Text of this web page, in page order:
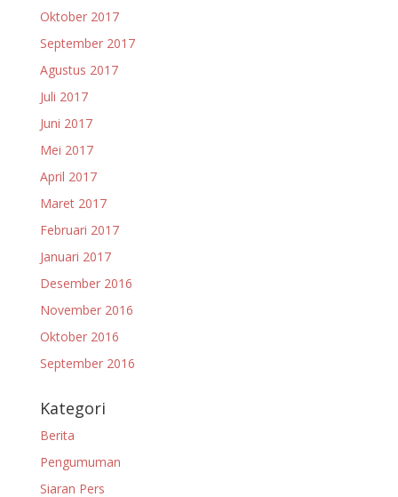
Oktober 2017
September 2017
Agustus 2017
Juli 2017
Juni 2017
Mei 2017
April 2017
Maret 2017
Februari 2017
Januari 2017
Desember 2016
November 2016
Oktober 2016
September 2016
Kategori
Berita
Pengumuman
Siaran Pers